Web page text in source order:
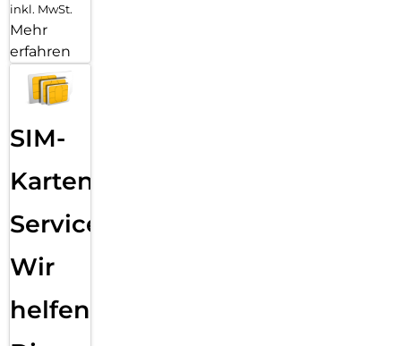
inkl. MwSt.
Mehr
erfahren
SIM-
Karten
Service:
Wir
helfen